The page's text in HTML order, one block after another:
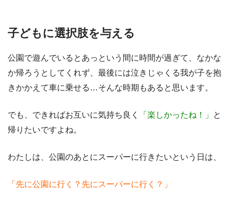
子どもに選択肢を与える
公園で遊んでいるとあっという間に時間が過ぎて、なかな
か帰ろうとしてくれず、最後には泣きじゃくる我が子を抱
きかかえて車に乗せる…そんな時期もあると思います。
でも、できればお互いに気持ち良く 「楽しかったね！」
と
帰りたいですよね。
わたしは、公園のあとにスーパーに行きたいという日は、
「先に公園に行く？先にスーパーに行く？」